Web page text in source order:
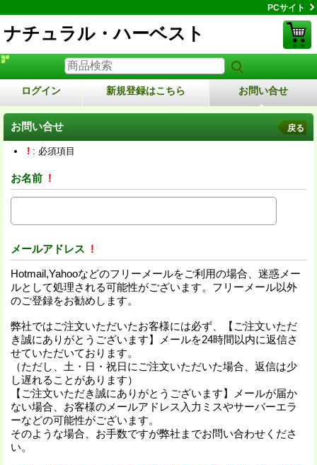
PCサイト
ナチュラル・ハーベスト
ログイン 新規登録はこちら お問い合せ
お問い合せ 戻る
! : 必須項目
お名前 !
メールアドレス !
Hotmail,Yahooなどのフリーメールをご利用の場合、迷惑メー
ルとして処理される可能性がございます。フリーメール以外
のご登録をお勧めします。
弊社ではご注文いただいたお客様には必ず、【ご注文いただ
き誠にありがとうございます】メールを24時間以内に返信さ
せていただいております。
（ただし、土・日・祝日にご注文いただいた場合、返信は少
し遅れることがあります）
【ご注文いただき誠にありがとうございます】メールが届か
ない場合、お客様のメールアドレス入力ミスやサーバーエラ
ーなどの可能性がございます。
そのような場合、お手数ですが弊社までお問い合わせくださ
い。